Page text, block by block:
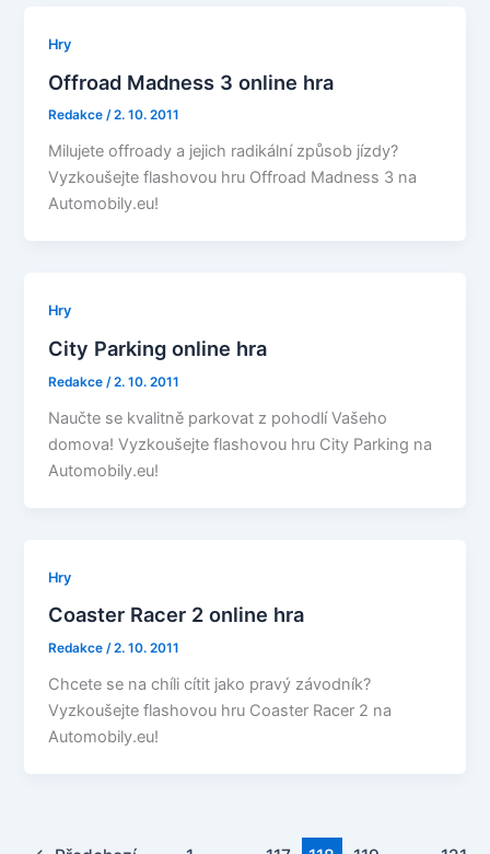
Hry
Offroad Madness 3 online hra
Redakce/2. 10. 2011
Milujete offroady a jejich radikální způsob jízdy?
Vyzkoušejte flashovou hru Offroad Madness 3 na
Automobily.eu!
Hry
City Parking online hra
Redakce/2. 10. 2011
Naučte se kvalitně parkovat z pohodlí Vašeho
domova! Vyzkoušejte flashovou hru City Parking na
Automobily.eu!
Hry
Coaster Racer 2 online hra
Redakce/2. 10. 2011
Chcete se na chíli cítit jako pravý závodník?
Vyzkoušejte flashovou hru Coaster Racer 2 na
Automobily.eu!